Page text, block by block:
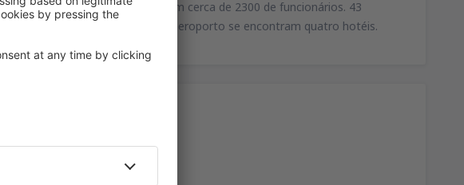
e intercontinentais), tem cerca de 2300 de funcionários. 43
países do mundo. Na área do aeroporto se encontram quatro hotéis.